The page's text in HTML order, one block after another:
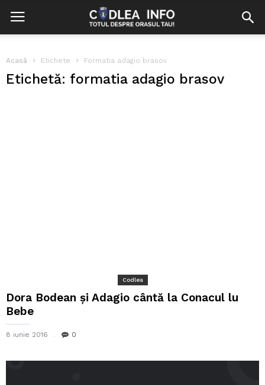
Acasă Etichete Formatia adagio brasov
Etichetă: formatia adagio brasov
Codlea
Dora Bodean și Adagio cântă la Conacul lu
Bebe
8 iunie 2016 0